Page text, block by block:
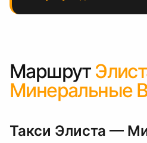
Маршрут
Минеральные
Такси Элиста —